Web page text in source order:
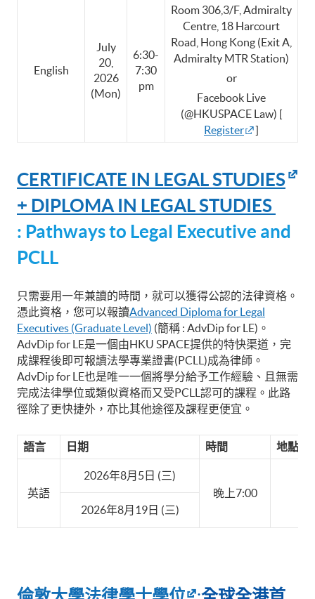
English
July
20,
2026
(Mon)
6:30-
7:30
pm
Room 306,3/F, Admiralty
Centre, 18 Harcourt
Road, Hong Kong (Exit A,
Admiralty MTR Station)
or
Facebook Live
(@HKUSPACE Law) [
Register
]
CERTIFICATE IN LEGAL STUDIES
+ DIPLOMA IN LEGAL STUDIES
: Pathways to Legal Executive and
PCLL
只需要用一年兼讀的時間，就可以獲得公認的法律資格。
憑此資格，您可以報讀Advanced Diploma for Legal
Executives (Graduate Level) (簡稱 : AdvDip for LE)。
AdvDip for LE是一個由HKU SPACE提供的特快渠道，完
成課程後即可報讀法學專業證書(PCLL)成為律師。
AdvDip for LE也是唯一一個將學分給予工作經驗、且無需
完成法律學位或類似資格而又受PCLL認可的課程。此路
徑除了更快捷外，亦比其他途徑及課程更便宜。
語言 日期 時間 地點
英語
2026年8月5日 (三)
晚上7:00
2026年8月19日 (三)